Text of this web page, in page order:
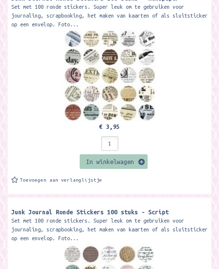
Set met 100 ronde stickers. Super leuk om te gebruiken voor
journaling, scrapbooking, het maken van kaarten of als sluitsticker
op een envelop. Foto...
€ 3,95
In winkelwagen
Toevoegen aan verlanglijstje
Junk Journal Ronde Stickers 100 stuks - Script
Set met 100 ronde stickers. Super leuk om te gebruiken voor
journaling, scrapbooking, het maken van kaarten of als sluitsticker
op een envelop. Foto...